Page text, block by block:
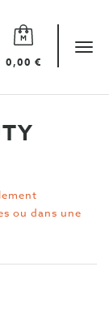
0,00 €
ou dans une